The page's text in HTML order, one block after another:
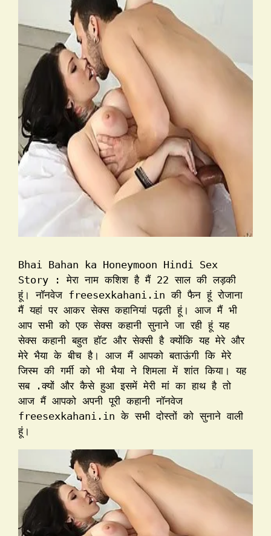
Bhai Bahan ka Honeymoon Hindi Sex
Story : मेरा नाम कशिश है मैं 22 साल की लड़की
हूं। नॉनवेज freesexkahani.in की फैन हूं रोजाना
मैं यहां पर आकर सेक्स कहानियां पढ़ती हूं। आज मैं भी
आप सभी को एक सेक्स कहानी सुनाने जा रही हूं यह
सेक्स कहानी बहुत हॉट और सेक्सी है क्योंकि यह मेरे और
मेरे भैया के बीच है। आज मैं आपको बताऊंगी कि मेरे
जिस्म की गर्मी को भी भैया ने शिमला में शांत किया। यह
सब .क्यों और कैसे हुआ इसमें मेरी मां का हाथ है तो
आज मैं आपको अपनी पूरी कहानी नॉनवेज
freesexkahani.in के सभी दोस्तों को सुनाने वाली